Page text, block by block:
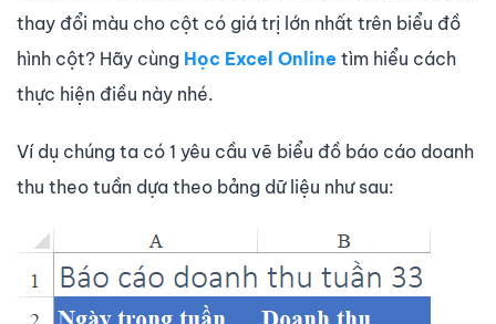
thay đổi màu cho cột có giá trị lớn nhất trên biểu đồ
hình cột? Hãy cùng Học Excel Online tìm hiểu cách
thực hiện điều này nhé.
Ví dụ chúng ta có 1 yêu cầu vẽ biểu đồ báo cáo doanh
thu theo tuần dựa theo bảng dữ liệu như sau: